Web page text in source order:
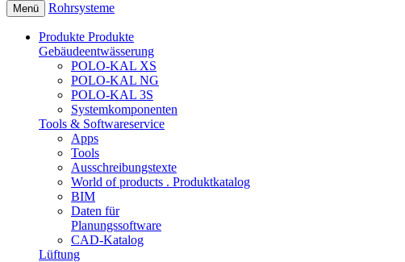
Menü Rohrsysteme
Produkte Produkte
Gebäudeentwässerung
POLO-KAL XS
POLO-KAL NG
POLO-KAL 3S
Systemkomponenten
Tools & Softwareservice
Apps
Tools
Ausschreibungstexte
World of products . Produktkatalog
BIM
Daten für
Planungssoftware
CAD-Katalog
Lüftung